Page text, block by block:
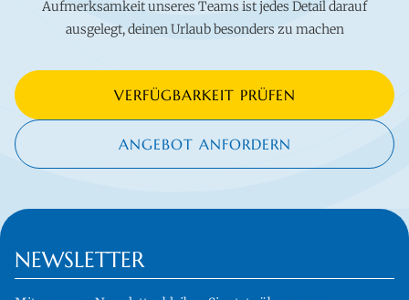
Aufmerksamkeit unseres Teams ist jedes Detail darauf
ausgelegt, deinen Urlaub besonders zu machen
VERFÜGBARKEIT PRÜFEN
ANGEBOT ANFORDERN
NEWSLETTER